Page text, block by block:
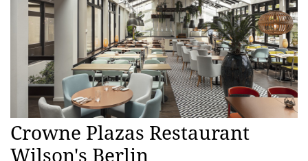
Crowne Plazas Restaurant
Wilson's Berlin